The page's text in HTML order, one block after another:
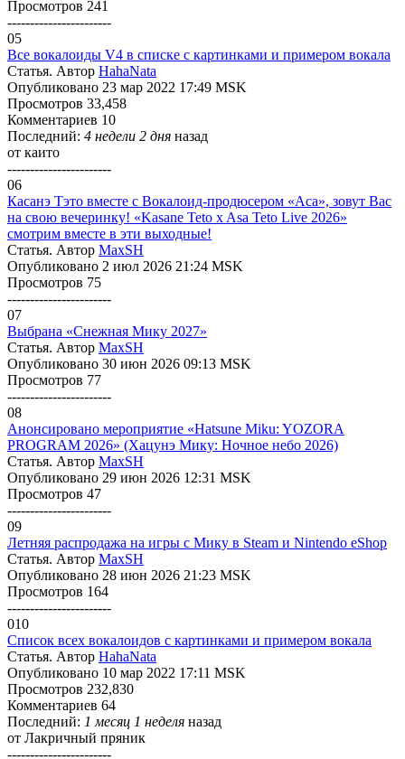
Просмотров 241
-----------------------
05
Все вокалоиды V4 в списке с картинками и примером вокала
Статья. Автор HahaNata
Опубликовано 23 мар 2022 17:49 MSK
Просмотров 33,458
Комментариев 10
Последний: 4 недели 2 дня назад
от каито
-----------------------
06
Касанэ Тэто вместе с Вокалоид-продюсером «Аса», зовут Вас
на свою вечеринку! «Kasane Teto x Asa Teto Live 2026»
смотрим вместе в эти выходные!
Статья. Автор MaxSH
Опубликовано 2 июл 2026 21:24 MSK
Просмотров 75
-----------------------
07
Выбрана «Снежная Мику 2027»
Статья. Автор MaxSH
Опубликовано 30 июн 2026 09:13 MSK
Просмотров 77
-----------------------
08
Анонсировано мероприятие «Hatsune Miku: YOZORA
PROGRAM 2026» (Хацунэ Мику: Ночное небо 2026)
Статья. Автор MaxSH
Опубликовано 29 июн 2026 12:31 MSK
Просмотров 47
-----------------------
09
Летняя распродажа на игры с Мику в Steam и Nintendo eShop
Статья. Автор MaxSH
Опубликовано 28 июн 2026 21:23 MSK
Просмотров 164
-----------------------
010
Список всех вокалоидов с картинками и примером вокала
Статья. Автор HahaNata
Опубликовано 10 мар 2022 17:11 MSK
Просмотров 232,830
Комментариев 64
Последний: 1 месяц 1 неделя назад
от Лакричный пряник
-----------------------